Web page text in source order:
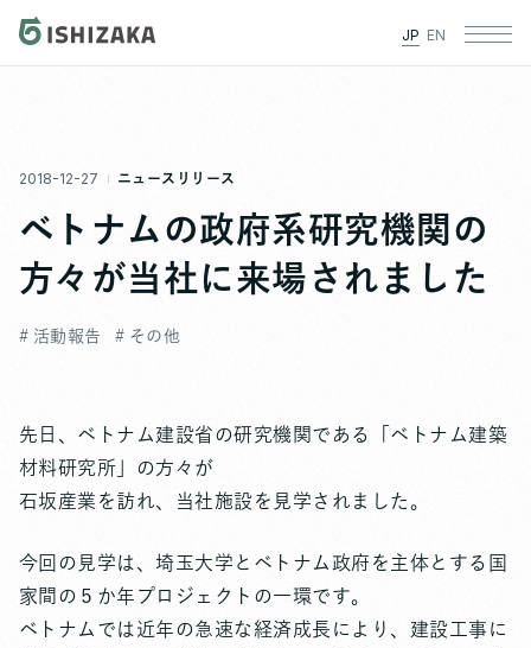
JP EN
2018-12-27 ニュースリリース
ベトナムの政府系研究機関の
方々が当社に来場されました
# 活動報告 # その他
先日、ベトナム建設省の研究機関である「ベトナム建築
材料研究所」の方々が
石坂産業を訪れ、当社施設を見学されました。
今回の見学は、埼玉大学とベトナム政府を主体とする国
家間の５か年プロジェクトの一環です。
ベトナムでは近年の急速な経済成長により、建設工事に